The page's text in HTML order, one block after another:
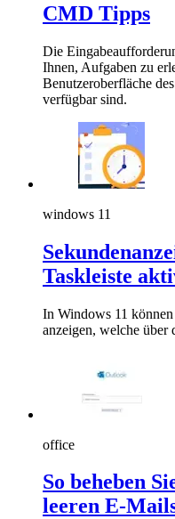
CMD Tipps
Die
Ihnen, Aufgaben zu
Benutzeroberfläche
verfügbar sind.
windows 11
Taskleiste
In Windows 11
anzeigen, welche über
office
So beheben
leeren E-